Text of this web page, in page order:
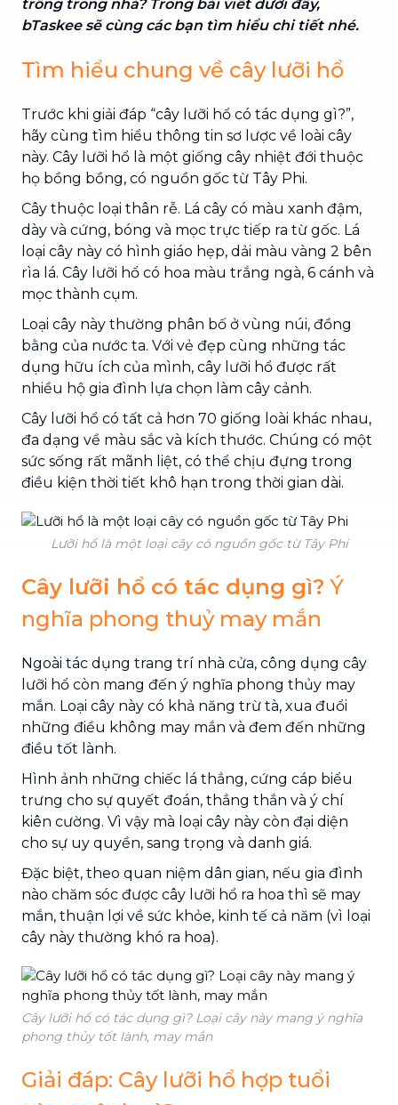
trồng trong nhà? Trong bài viết dưới đây,
bTaskee sẽ cùng các bạn tìm hiểu chi tiết nhé.
Tìm hiểu chung về cây lưỡi hổ
Trước khi giải đáp “cây lưỡi hổ có tác dụng gì?”,
hãy cùng tìm hiểu thông tin sơ lược về loài cây
này. Cây lưỡi hổ là một giống cây nhiệt đới thuộc
họ bồng bồng, có nguồn gốc từ Tây Phi.
Cây thuộc loại thân rễ. Lá cây có màu xanh đậm,
dày và cứng, bóng và mọc trực tiếp ra từ gốc. Lá
loại cây này có hình giáo hẹp, dải màu vàng 2 bên
rìa lá. Cây lưỡi hổ có hoa màu trắng ngà, 6 cánh và
mọc thành cụm.
Loại cây này thường phân bố ở vùng núi, đồng
bằng của nước ta. Với vẻ đẹp cùng những tác
dụng hữu ích của mình, cây lưỡi hổ được rất
nhiều hộ gia đình lựa chọn làm cây cảnh.
Cây lưỡi hổ có tất cả hơn 70 giống loài khác nhau,
đa dạng về màu sắc và kích thước. Chúng có một
sức sống rất mãnh liệt, có thể chịu đựng trong
điều kiện thời tiết khô hạn trong thời gian dài.
Lưỡi hổ là một loại cây có nguồn gốc từ Tây Phi
Cây lưỡi hổ có tác dụng gì? Ý
nghĩa phong thuỷ may mắn
Ngoài tác dụng trang trí nhà cửa, công dụng cây
lưỡi hổ còn mang đến ý nghĩa phong thủy may
mắn. Loại cây này có khả năng trừ tà, xua đuổi
những điều không may mắn và đem đến những
điều tốt lành.
Hình ảnh những chiếc lá thẳng, cứng cáp biểu
trưng cho sự quyết đoán, thẳng thắn và ý chí
kiên cường. Vì vậy mà loại cây này còn đại diện
cho sự uy quyền, sang trọng và danh giá.
Đặc biệt, theo quan niệm dân gian, nếu gia đình
nào chăm sóc được cây lưỡi hổ ra hoa thì sẽ may
mắn, thuận lợi về sức khỏe, kinh tế cả năm (vì loại
cây này thường khó ra hoa).
Cây lưỡi hổ có tác dụng gì? Loại cây này mang ý nghĩa
phong thủy tốt lành, may mắn
Giải đáp: Cây lưỡi hổ hợp tuổi